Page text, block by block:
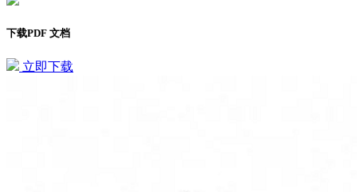
下载PDF 文档
立即下载